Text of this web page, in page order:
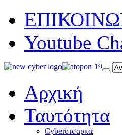
Youtube
Αρχική
Ταυτότητα
Cyberότσαρκα